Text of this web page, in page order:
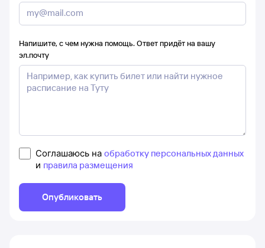
Напишите, с чем нужна помощь. Ответ придёт на вашу
эл.почту
Соглашаюсь на обработку персональных данных
и правила размещения
Опубликовать